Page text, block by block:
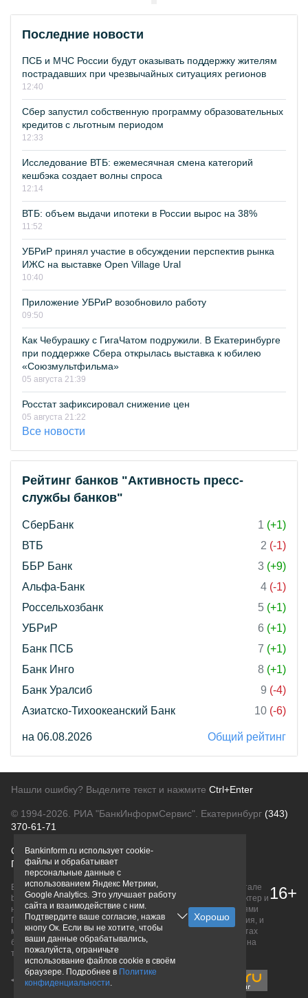
Последние новости
ПСБ и МЧС России будут оказывать поддержку жителям
пострадавших при чрезвычайных ситуациях регионов
12:40
Сбер запустил собственную программу образовательных
кредитов с льготным периодом
12:33
Исследование ВТБ: ежемесячная смена категорий
кешбэка создает волны спроса
12:14
ВТБ: объем выдачи ипотеки в России вырос на 38%
11:52
УБРиР принял участие в обсуждении перспектив рынка
ИЖС на выставке Open Village Ural
10:40
Приложение УБРиР возобновило работу
09:50
Как Чебурашку с ГигаЧатом подружили. В Екатеринбурге
при поддержке Сбера открылась выставка к юбилею
«Союзмультфильма»
05 августа 21:39
Росстат зафиксировал снижение цен
05 августа 21:22
Все новости
Рейтинг банков "Активность пресс-
службы банков"
СберБанк 1 (+1)
ВТБ
2 (-1)
ББР Банк
3 (+9)
Альфа-Банк
4 (-1)
Россельхозбанк
5 (+1)
УБРиР
6 (+1)
Банк ПСБ
7 (+1)
Банк Инго
8 (+1)
Банк Уралсиб
9 (-4)
Азиатско-Тихоокеанский Банк
10 (-6)
на 06.08.2026 Общий рейтинг
Нашли ошибку? Выделите текст и нажмите Ctrl+Enter
© 1994-2026. РИА "БанкИнформСервис". Екатеринбург (343)
370-61-71
О проектеПолитика конфиденциальности
Правовая информацияДля рекламодателей
Вся информация о продуктах банков, размещенная на портале
bankinform.ru, носит исключительно ознакомительный характер и
не является публичной офертой, определяемой положениями
ГК РФ. Информация не содержит точного и полного описания, и
может быть изменена. Конечные условия уточняйте на сайтах
банков или при личном обращении. Исключительное право на
товарные знаки принадлежит их правообладателям.
16+
Bankinform.ru использует cookie-
файлы и обрабатывает
персональные данные с
использованием Яндекс Метрики,
Google Analytics. Это улучшает работу
сайта и взаимодействие с ним.
Подтвердите ваше согласие, нажав
кнопу Ок. Если вы не хотите, чтобы
ваши данные обрабатывались,
пожалуйста, ограничьте
использование файлов cookie в своём
браузере. Подробнее в Политике
конфиденциальности.